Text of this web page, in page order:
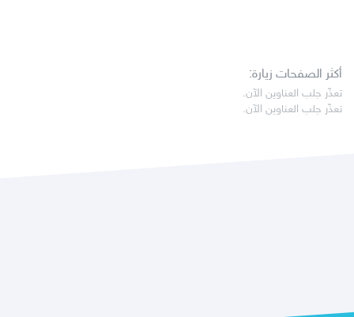
أكثر الصفحات زيارة:
تعذّر جلب العناوين الآن.
تعذّر جلب العناوين الآن.